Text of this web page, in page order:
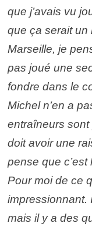
que j’avais vu
que ça serait un
Marseille, je
pas joué une
fondre dans le
Michel n’en a
entraîneurs sont
doit avoir une
pense que c’est
Pour moi de ce
impressionnant.
mais il y a des